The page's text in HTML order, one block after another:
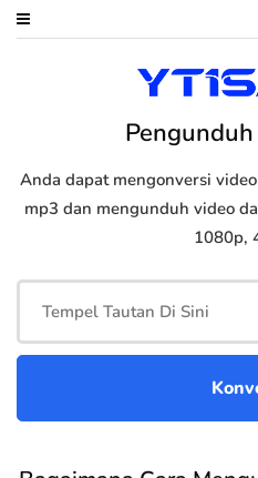
Anda dapat mengonversi video
mp3 dan mengunduh video
1080p,